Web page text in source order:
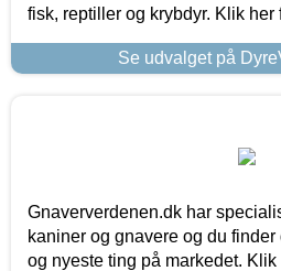
fisk, reptiller og krybdyr. Klik her
Se udvalget på
Gnaververdenen.dk har
kaniner og gnavere og du
og nyeste ting på markedet.